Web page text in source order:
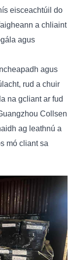
eisceachtúil do
a chliaint
agus
agus
rud a chuir
na gcliant ar fud
Collsen
ag leathnú a
mó cliant sa